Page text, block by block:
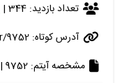
تعداد بازدید: 344 |
آدرس کوتاه: 9752
مشخصه آیتم: 9752 |